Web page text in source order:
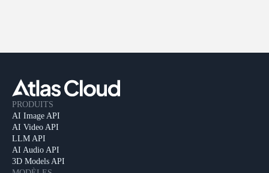
PRODUITS
AI Image API
AI Video API
LLM API
AI Audio API
3D Models API